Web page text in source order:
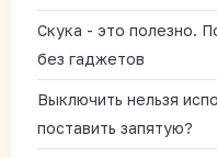
Скука - это полезно.
без гаджетов
Выключить нельзя
поставить запятую?